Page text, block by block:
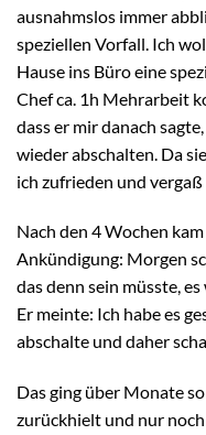
ausnahmslos immer
speziellen Vorfall. Ich
Hause ins Büro eine
Chef ca. 1h Mehrarbeit
dass er mir danach
wieder abschalten. Da
ich zufrieden und
Nach den 4 Wochen
Ankündigung: Morgen
das denn sein müsste,
Er meinte: Ich habe es
abschalte und daher
Das ging über Monate
zurückhielt und nur